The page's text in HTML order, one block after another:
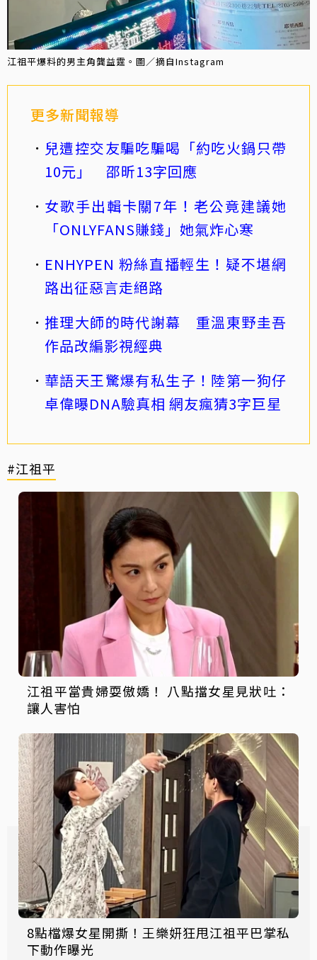
江祖平爆料的男主角龔益霆。圖／摘自Instagram
更多新聞報導
兒遭控交友騙吃騙喝「約吃火鍋只帶
10元」 邵昕13字回應
女歌手出輯卡關7年！老公竟建議她
「ONLYFANS賺錢」她氣炸心寒
ENHYPEN 粉絲直播輕生！疑不堪網
路出征惡言走絕路
推理大師的時代謝幕 重溫東野圭吾
作品改編影視經典
華語天王驚爆有私生子！陸第一狗仔
卓偉曝DNA驗真相 網友瘋猜3字巨星
#江祖平
江祖平當貴婦耍傲嬌！ 八點擋女星見狀吐：
讓人害怕
8點檔爆女星開撕！王樂妍狂甩江祖平巴掌私
下動作曝光